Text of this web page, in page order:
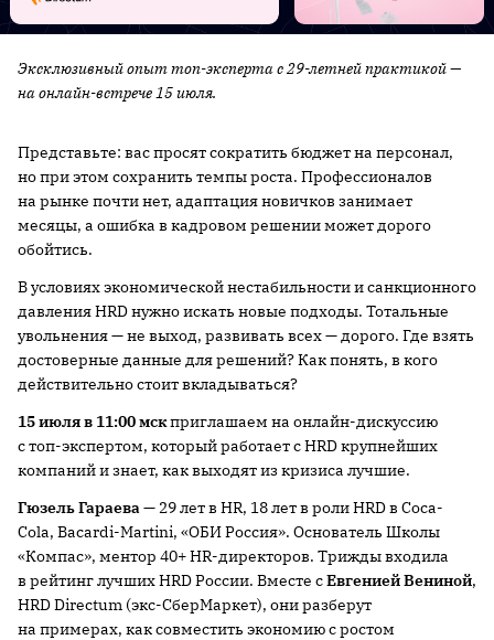
Эксклюзивный опыт топ-эксперта с 29-летней практикой —
на онлайн-встрече 15 июля.
Представьте: вас просят сократить бюджет на персонал,
но при этом сохранить темпы роста. Профессионалов
на рынке почти нет, адаптация новичков занимает
месяцы, а ошибка в кадровом решении может дорого
обойтись.
В условиях экономической нестабильности и санкционного
давления HRD нужно искать новые подходы. Тотальные
увольнения — не выход, развивать всех — дорого. Где взять
достоверные данные для решений? Как понять, в кого
действительно стоит вкладываться?
15 июля в 11:00 мскприглашаем на онлайн-дискуссию
с топ-экспертом, который работает с HRD крупнейших
компаний и знает, как выходят из кризиса лучшие.
Гюзель Гараева— 29 лет в HR, 18 лет в роли HRD в Coca-
Cola, Bacardi-Martini, «ОБИ Россия». Основатель Школы
«Компас», ментор 40+ HR-директоров. Трижды входила
в рейтинг лучших HRD России. Вместе сЕвгенией Вениной,
HRD Directum (экс-СберМаркет), они разберут
на примерах, как совместить экономию с ростом